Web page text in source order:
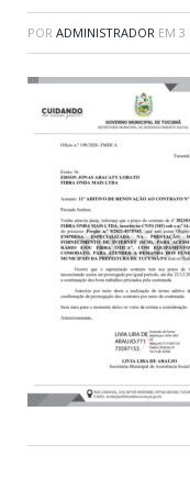
POR ADMINISTRADOR EM 3